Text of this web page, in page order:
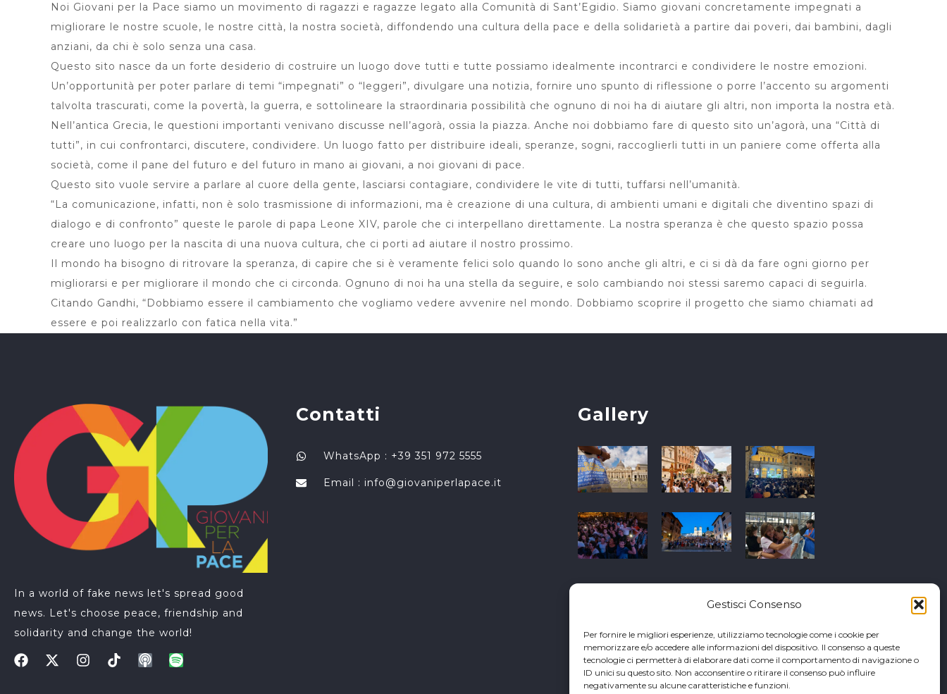
Gestisci Consenso
Per fornire le migliori esperienze, utilizziamo tecnologie come i cookie per
memorizzare e/o accedere alle informazioni del dispositivo. Il consenso a queste
tecnologie ci permetterà di elaborare dati come il comportamento di navigazione o
ID unici su questo sito. Non acconsentire o ritirare il consenso può influire
negativamente su alcune caratteristiche e funzioni.
Noi Giovani per la Pace siamo un movimento di ragazzi e ragazze legato alla Comunità di Sant’Egidio. Siamo giovani concretamente impegnati a
migliorare le nostre scuole, le nostre città, la nostra società, diffondendo una cultura della pace e della solidarietà a partire dai poveri, dai bambini, dagli
anziani, da chi è solo senza una casa.
Questo sito nasce da un forte desiderio di costruire un luogo dove tutti e tutte possiamo idealmente incontrarci e condividere le nostre emozioni.
Un’opportunità per poter parlare di temi “impegnati” o “leggeri”, divulgare una notizia, fornire uno spunto di riflessione o porre l’accento su argomenti
talvolta trascurati, come la povertà, la guerra, e sottolineare la straordinaria possibilità che ognuno di noi ha di aiutare gli altri, non importa la nostra età.
Nell’antica Grecia, le questioni importanti venivano discusse nell’agorà, ossia la piazza. Anche noi dobbiamo fare di questo sito un’agorà, una “Città di
tutti”, in cui confrontarci, discutere, condividere. Un luogo fatto per distribuire ideali, speranze, sogni, raccoglierli tutti in un paniere come offerta alla
società, come il pane del futuro e del futuro in mano ai giovani, a noi giovani di pace.
Questo sito vuole servire a parlare al cuore della gente, lasciarsi contagiare, condividere le vite di tutti, tuffarsi nell’umanità.
“La comunicazione, infatti, non è solo trasmissione di informazioni, ma è creazione di una cultura, di ambienti umani e digitali che diventino spazi di
dialogo e di confronto” queste le parole di papa Leone XIV, parole che ci interpellano direttamente. La nostra speranza è che questo spazio possa
creare uno luogo per la nascita di una nuova cultura, che ci porti ad aiutare il nostro prossimo.
Il mondo ha bisogno di ritrovare la speranza, di capire che si è veramente felici solo quando lo sono anche gli altri, e ci si dà da fare ogni giorno per
migliorarsi e per migliorare il mondo che ci circonda. Ognuno di noi ha una stella da seguire, e solo cambiando noi stessi saremo capaci di seguirla.
Citando Gandhi, “Dobbiamo essere il cambiamento che vogliamo vedere avvenire nel mondo. Dobbiamo scoprire il progetto che siamo chiamati ad
essere e poi realizzarlo con fatica nella vita.”
In a world of fake news let's spread good
news. Let's choose peace, friendship and
solidarity and change the world!
Contatti
WhatsApp : +39 351 972 5555
Email : info@giovaniperlapace.it
Gallery